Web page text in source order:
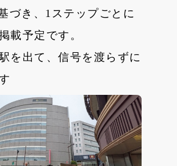
づき、1ステップごとに
載予定です。
を出て、信号を渡らずに